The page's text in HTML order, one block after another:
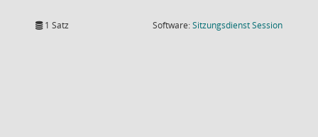
1 Satz Software:SitzungsdienstSession(Wird in